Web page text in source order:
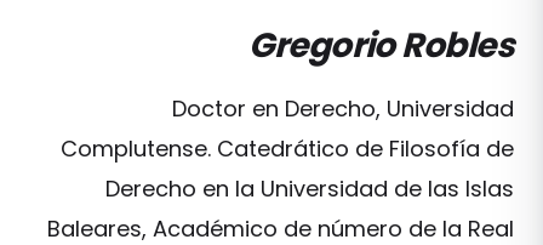
Gregorio Robles
Doctor en Derecho, Universidad
Complutense. Catedrático de Filosofía de
Derecho en la Universidad de las Islas
Baleares, Académico de número de la Real